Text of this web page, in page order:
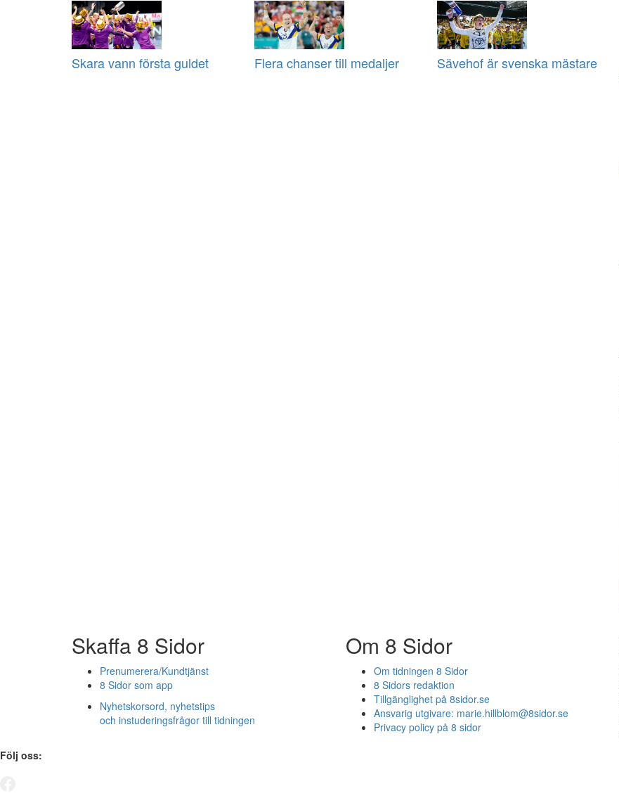
Skara vann första guldet Flera chanser till medaljer Sävehof är svenska mästare
Skaffa 8 Sidor
Prenumerera/Kundtjänst
8 Sidor som app
Nyhetskorsord, nyhetstips
och instuderingsfrågor till tidningen
Om 8 Sidor
Om tidningen 8 Sidor
8 Sidors redaktion
Tillgänglighet på 8sidor.se
Ansvarig utgivare: marie.hillblom@8sidor.se
Privacy policy på 8 sidor
Följ oss: